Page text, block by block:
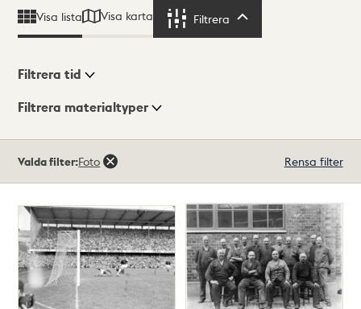
Visa lista Visa karta Filtrera
Visningsläge
Filtrera tid
Filtrera materialtyper
träffar
Valda filter:Foto Rensa filter